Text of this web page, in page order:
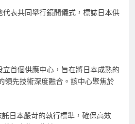
表共同舉行鏡開儀式，標誌日本供
首個供應中心，旨在將日本成熟的
領先技術深度融合。該中心聚焦於
託日本嚴苛的執行標準，確保高效